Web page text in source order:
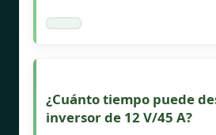
¿Cuánto tiempo puede
inversor de 12 V/45 A?